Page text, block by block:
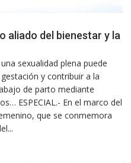
aliado del bienestar y la
sexualidad plena puede
y contribuir a la
de parto mediante
ESPECIAL.- En el marco del
que se conmemora